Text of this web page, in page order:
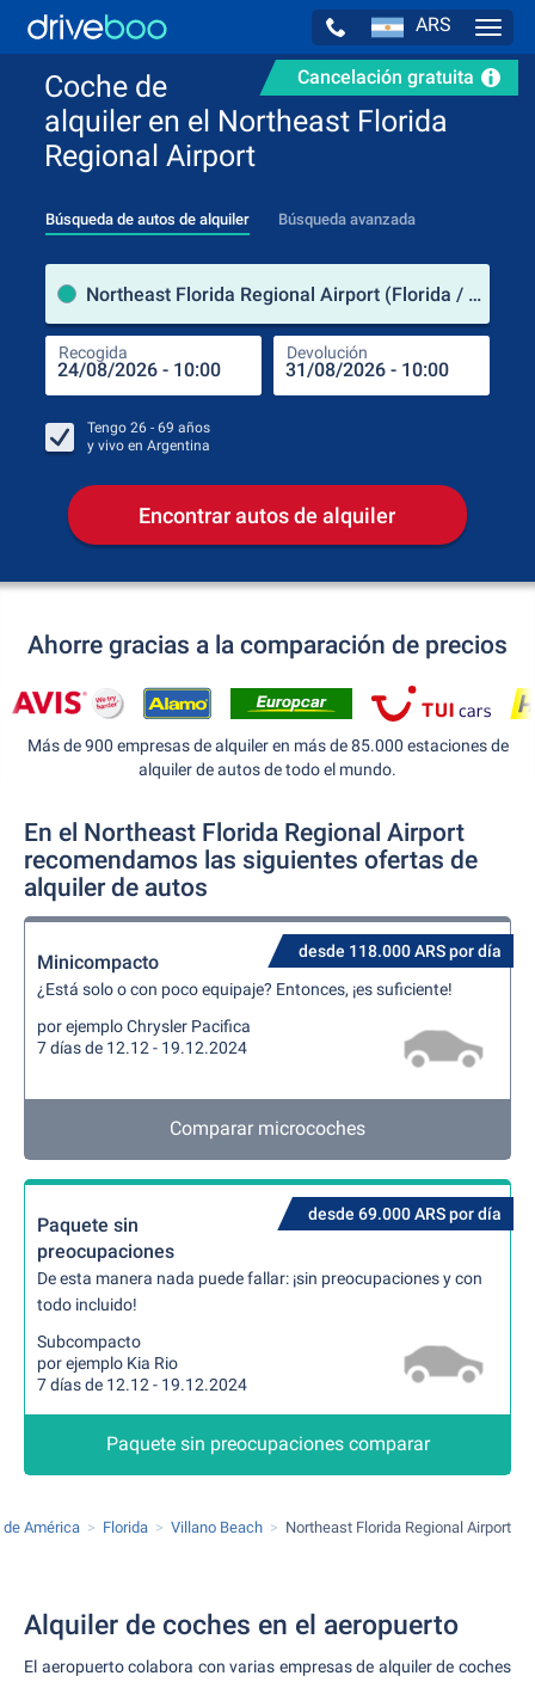
ARS
Cancelación gratuita
Coche de
alquiler en el Northeast Florida
Regional Airport
Búsqueda de autos de alquiler Búsqueda avanzada
Northeast Florida Regional Airport (Florida / Estados Unidos de América)
Recogida Devolución
Tengo 26 - 69 años
y vivo en Argentina
Encontrar autos de alquiler
Ahorre gracias a la comparación de precios
Más de 900 empresas de alquiler en más de 85.000 estaciones de
alquiler de autos de todo el mundo.
En el Northeast Florida Regional Airport
recomendamos las siguientes ofertas de
alquiler de autos
desde 118.000 ARS por día
Minicompacto
¿Está solo o con poco equipaje? Entonces, ¡es suficiente!
por ejemplo Chrysler Pacifica
7 días de 12.12 - 19.12.2024
Comparar microcoches
desde 69.000 ARS por día
Paquete sin
preocupaciones
De esta manera nada puede fallar: ¡sin preocupaciones y con
todo incluido!
Subcompacto
por ejemplo Kia Rio
7 días de 12.12 - 19.12.2024
Paquete sin preocupaciones comparar
América Florida Villano Beach Northeast Florida Regional Airport
Alquiler de coches en el aeropuerto
El aeropuerto colabora con varias empresas de alquiler de coches